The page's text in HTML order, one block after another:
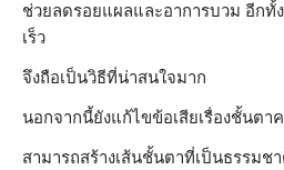
ช่วยลดรอยแผลและอาการบวม อีกทั้
เร็ว
จึงถือเป็นวิธีที่น่าสนใจมาก
นอกจากนี้ยังแก้ไขข้อเสียเรื่องชั้นต
สามารถสร้างเส้นชั้นตาที่เป็นธรรมช